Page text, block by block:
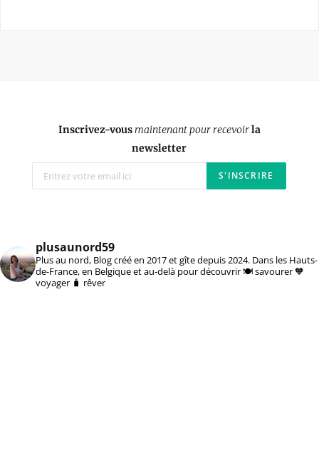
Inscrivez-vousmaintenant pour recevoirla
newsletter
plusaunord59
Plus au nord, Blog créé en 2017 et gîte depuis 2024. Dans les Hauts-
de-France, en Belgique et au-delà pour découvrir 🍽️ savourer 🧡
voyager 🧳 rêver